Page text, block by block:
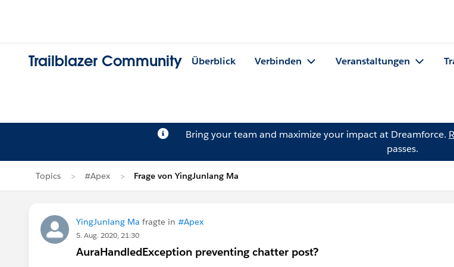
Trailblazer Community Überblick Verbinden Veranstaltungen
Bring your team and maximize your impact at Dreamforce.
passes.
Topics #Apex Frage von YingJunlang Ma
YingJunlang Ma fragte in #Apex
5. Aug. 2020, 21:30
AuraHandledException preventing chatter post?